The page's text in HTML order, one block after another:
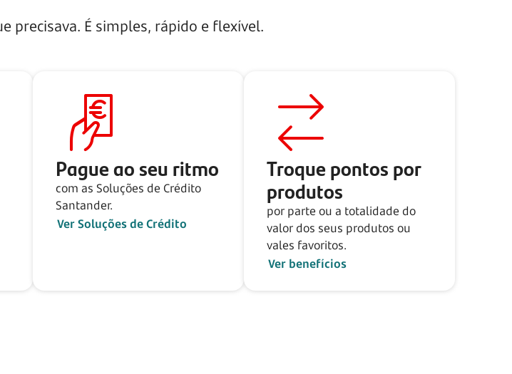
precisava. É simples, rápido e flexível.
Pague ao seu ritmo
com as Soluções de Crédito
Santander.
Ver Soluções de Crédito
Troque pontos por
produtos
por parte ou a totalidade do
valor dos seus produtos ou
vales favoritos.
Ver benefícios